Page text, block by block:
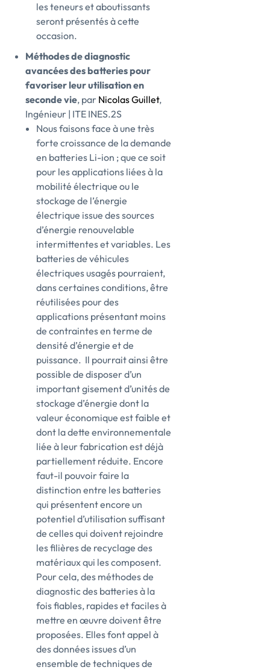
les teneurs et aboutissants
seront présentés à cette
occasion.
Méthodes de diagnostic
avancées des batteries pour
favoriser leur utilisation en
seconde vie, par Nicolas Guillet,
Ingénieur | ITE INES.2S
Nous faisons face à une très
forte croissance de la demande
en batteries Li-ion ; que ce soit
pour les applications liées à la
mobilité électrique ou le
stockage de l’énergie
électrique issue des sources
d’énergie renouvelable
intermittentes et variables. Les
batteries de véhicules
électriques usagés pourraient,
dans certaines conditions, être
réutilisées pour des
applications présentant moins
de contraintes en terme de
densité d’énergie et de
puissance. Il pourrait ainsi être
possible de disposer d’un
important gisement d’unités de
stockage d’énergie dont la
valeur économique est faible et
dont la dette environnementale
liée à leur fabrication est déjà
partiellement réduite. Encore
faut-il pouvoir faire la
distinction entre les batteries
qui présentent encore un
potentiel d’utilisation suffisant
de celles qui doivent rejoindre
les filières de recyclage des
matériaux qui les composent.
Pour cela, des méthodes de
diagnostic des batteries à la
fois fiables, rapides et faciles à
mettre en œuvre doivent être
proposées. Elles font appel à
des données issues d’un
ensemble de techniques de